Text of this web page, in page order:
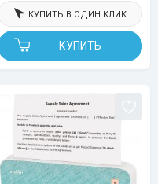
КУПИТЬ
КУПИТЬ В ОДИН КЛИК